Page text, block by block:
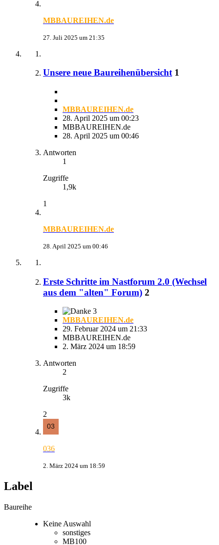
MBBAUREIHEN.de
27. Juli 2025 um 21:35
Unsere neue Baureihenübersicht 1
MBBAUREIHEN.de
28. April 2025 um 00:23
MBBAUREIHEN.de
28. April 2025 um 00:46
Antworten
1
Zugriffe
1,9k
1
MBBAUREIHEN.de
28. April 2025 um 00:46
Erste Schritte im Nastforum 2.0 (Wechsel
aus dem "alten" Forum) 2
3
MBBAUREIHEN.de
29. Februar 2024 um 21:33
MBBAUREIHEN.de
2. März 2024 um 18:59
Antworten
2
Zugriffe
3k
2
036
2. März 2024 um 18:59
Label
Baureihe
Keine Auswahl
sonstiges
MB100